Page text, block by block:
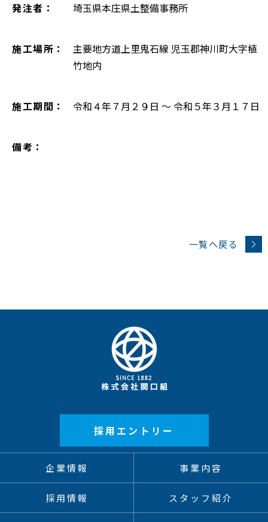
発注者： 埼玉県本庄県土整備事務所
施工場所：
主要地方道上里鬼石線 児玉郡神川町大字植
竹地内
施工期間： 令和４年７月２９日 ～ 令和５年３月１７日
備考：
一覧へ戻る
採用エントリー
企業情報 事業内容
採用情報 スタッフ紹介